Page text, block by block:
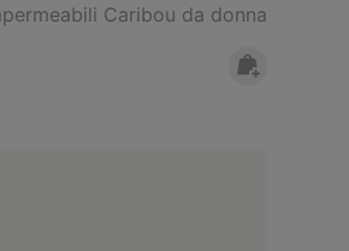
Caribou da donna